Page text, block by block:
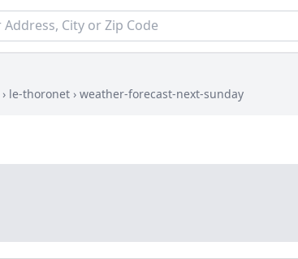
› le-thoronet › weather-forecast-next-sunday